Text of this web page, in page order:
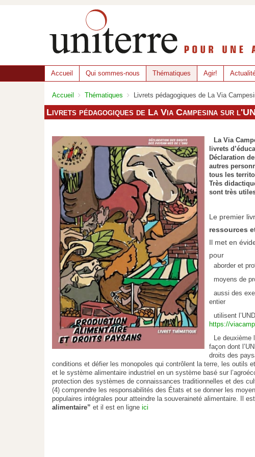
Accueil Qui sommes-nous Thématiques Agir!
Accueil Thématiques Livrets pédagogiques de La Via
Livrets pédagogiques de La Via Campesina sur
La Via
livrets
Déclaration
autres
tous les
Très
sont très
Le premier
ressources
Il met en
pour
aborder et
moyens de
aussi des
entier
utilisent
https://
Le deuxième
façon dont
droits des
conditions et défier les monopoles qui contrôlent la terre, les outils
et le système alimentaire industriel en un système basé sur
protection des systèmes de connaissances traditionnelles et des
(4) comprendre les responsabilités des États et se donner les
populaires intégrales pour atteindre la souveraineté alimentaire. Il
alimentaire” et il est en ligne ici